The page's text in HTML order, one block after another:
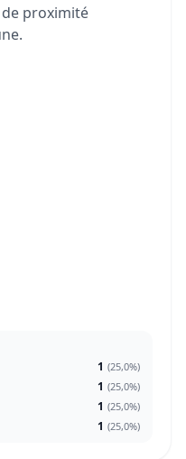
proximité
1 (25,0%)
1 (25,0%)
1 (25,0%)
1 (25,0%)